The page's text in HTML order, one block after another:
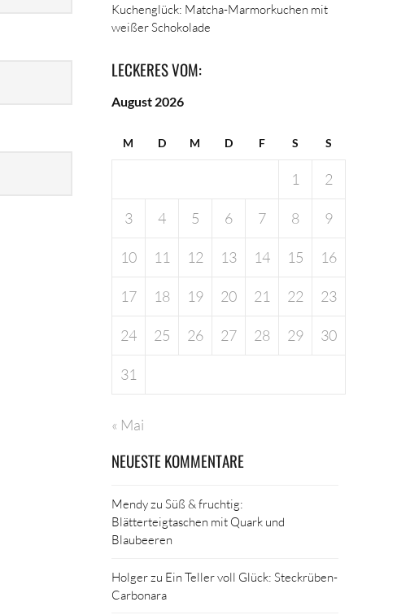
Kuchenglück: Matcha-Marmorkuchen mit
weißer Schokolade
LECKERES VOM:
August 2026
M D M D F S S
1 2
3 4 5 6 7 8 9
10 11 12 13 14 15 16
17 18 19 20 21 22 23
24 25 26 27 28 29 30
31
« Mai
NEUESTE KOMMENTARE
MendyzuSüß & fruchtig:
Blätterteigtaschen mit Quark und
Blaubeeren
Holgerzu Ein Teller voll Glück: Steckrüben-
Carbonara